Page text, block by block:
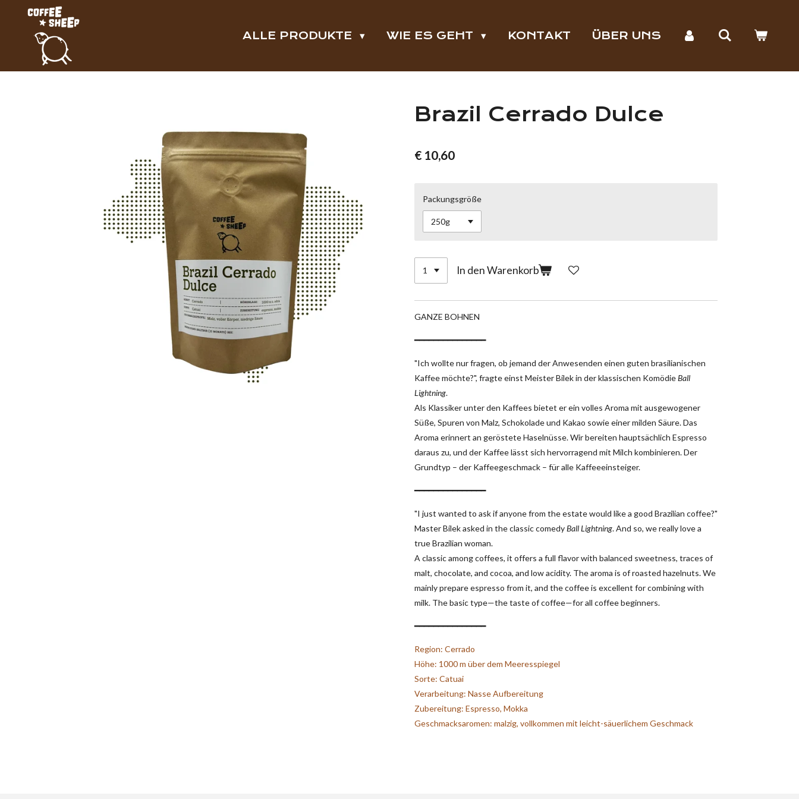
Hauptinhalt
springen
ALLE PRODUKTE WIE ES GEHT KONTAKT ÜBER UNS
Brazil Cerrado Dulce
€ 10,60
Packungsgröße
In den Warenkorb
GANZE BOHNEN
━━━━━━━━━━━━━━━
"Ich wollte nur fragen, ob jemand der Anwesenden einen guten brasilianischen
Kaffee möchte?", fragte einst Meister Bílek in der klassischen KomödieBall
Lightning.
Als Klassiker unter den Kaffees bietet er ein volles Aroma mit ausgewogener
Süße, Spuren von Malz, Schokolade und Kakao sowie einer milden Säure. Das
Aroma erinnert an geröstete Haselnüsse. Wir bereiten hauptsächlich Espresso
daraus zu, und der Kaffee lässt sich hervorragend mit Milch kombinieren. Der
Grundtyp – der Kaffeegeschmack – für alle Kaffeeeinsteiger.
━━━━━━━━━━━━━━━
"I just wanted to ask if anyone from the estate would like a good Brazilian coffee?"
Master Bílek asked in the classic comedyBall Lightning. And so, we really love a
true Brazilian woman.
A classic among coffees, it offers a full flavor with balanced sweetness, traces of
malt, chocolate, and cocoa, and low acidity. The aroma is of roasted hazelnuts. We
mainly prepare espresso from it, and the coffee is excellent for combining with
milk. The basic type—the taste of coffee—for all coffee beginners.
━━━━━━━━━━━━━━━
Region: Cerrado
Höhe: 1000 m über dem Meeresspiegel
Sorte: Catuai
Verarbeitung: Nasse Aufbereitung
Zubereitung: Espresso, Mokka
Geschmacksaromen: malzig, vollkommen mit leicht-säuerlichem Geschmack